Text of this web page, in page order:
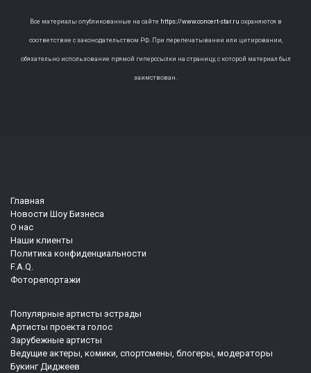
Все материалы опубликованные на сайте https://www.concert-star.ru охраняются в
соответствие с законодательством РФ. При перепечатывании или цитировании,
обязательно использование прямой гиперссылки на страницу, с которой материал был
заимствован.
Главная
Новости Шоу Бизнеса
О нас
Наши клиенты
Политика конфиденциальности
F.A.Q.
Фоторепортажи
Популярные артисты эстрады
Артисты проекта голос
Зарубежные артисты
Ведущие актеры, комики, спортсмены, блогеры, модераторы
Букинг Диджеев